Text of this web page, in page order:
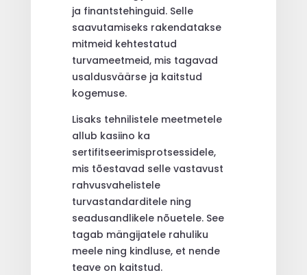
ja finantstehinguid. Selle
saavutamiseks rakendatakse
mitmeid kehtestatud
turvameetmeid, mis tagavad
usaldusväärse ja kaitstud
kogemuse.
Lisaks tehnilistele meetmetele
allub kasiino ka
sertifitseerimisprotsessidele,
mis tõestavad selle vastavust
rahvusvahelistele
turvastandarditele ning
seadusandlikele nõuetele. See
tagab mängijatele rahuliku
meele ning kindluse, et nende
teave on kaitstud.